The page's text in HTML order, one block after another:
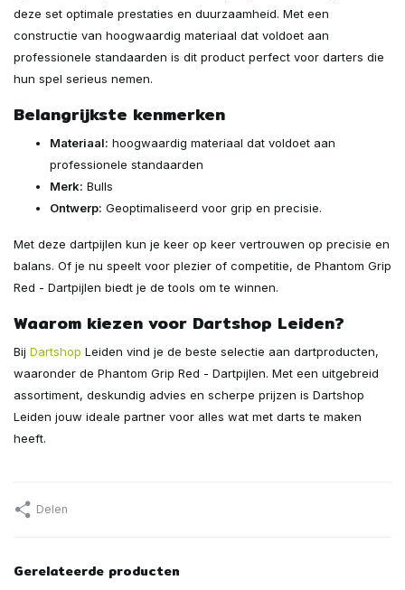
deze set optimale prestaties en duurzaamheid. Met een
constructie van hoogwaardig materiaal dat voldoet aan
professionele standaarden is dit product perfect voor darters die
hun spel serieus nemen.
Belangrijkste kenmerken
Materiaal: hoogwaardig materiaal dat voldoet aan
professionele standaarden
Merk: Bulls
Ontwerp: Geoptimaliseerd voor grip en precisie.
Met deze dartpijlen kun je keer op keer vertrouwen op precisie en
balans. Of je nu speelt voor plezier of competitie, de Phantom Grip
Red - Dartpijlen biedt je de tools om te winnen.
Waarom kiezen voor Dartshop Leiden?
Bij Dartshop Leiden vind je de beste selectie aan dartproducten,
waaronder de Phantom Grip Red - Dartpijlen. Met een uitgebreid
assortiment, deskundig advies en scherpe prijzen is Dartshop
Leiden jouw ideale partner voor alles wat met darts te maken
heeft.
Delen
Gerelateerde producten